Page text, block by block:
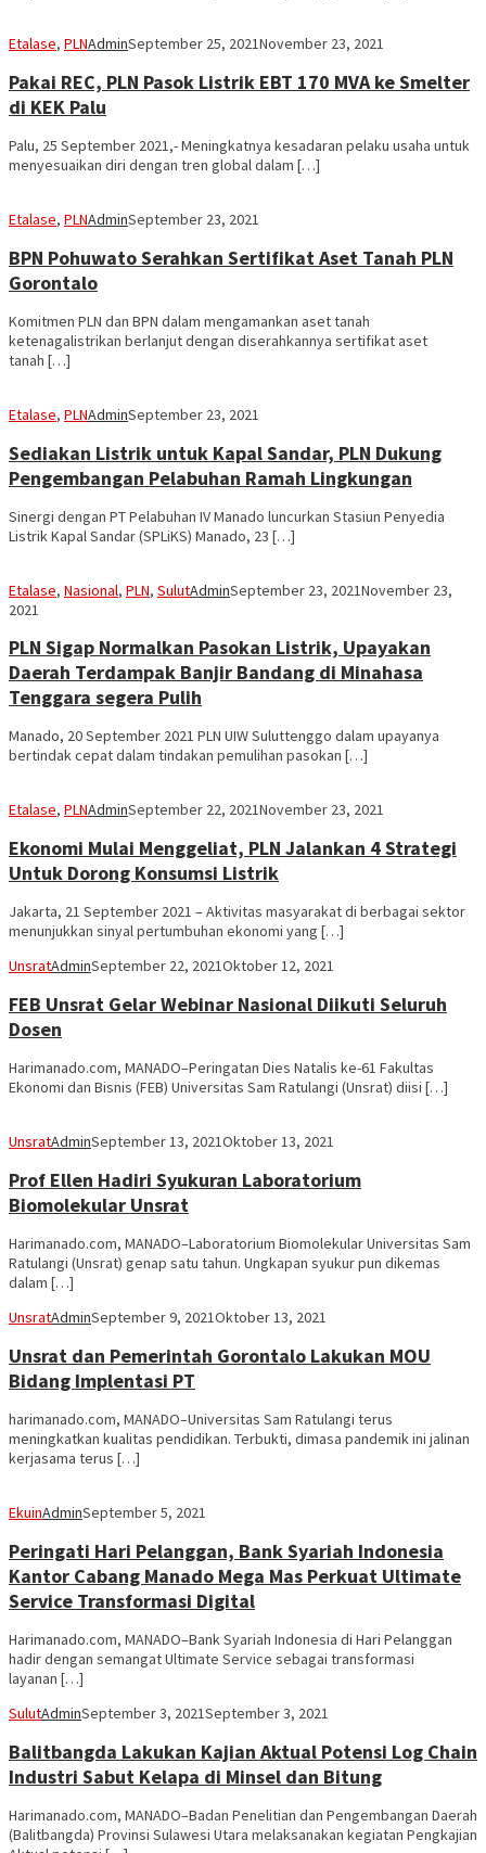
Etalase, PLNAdminSeptember 25, 2021November 23, 2021
Pakai REC, PLN Pasok Listrik EBT 170 MVA ke Smelter
di KEK Palu
Palu, 25 September 2021,- Meningkatnya kesadaran pelaku usaha untuk
menyesuaikan diri dengan tren global dalam […]
Etalase, PLNAdminSeptember 23, 2021
BPN Pohuwato Serahkan Sertifikat Aset Tanah PLN
Gorontalo
Komitmen PLN dan BPN dalam mengamankan aset tanah
ketenagalistrikan berlanjut dengan diserahkannya sertifikat aset
tanah […]
Etalase, PLNAdminSeptember 23, 2021
Sediakan Listrik untuk Kapal Sandar, PLN Dukung
Pengembangan Pelabuhan Ramah Lingkungan
Sinergi dengan PT Pelabuhan IV Manado luncurkan Stasiun Penyedia
Listrik Kapal Sandar (SPLiKS) Manado, 23 […]
Etalase, Nasional, PLN, SulutAdminSeptember 23, 2021November 23,
2021
PLN Sigap Normalkan Pasokan Listrik, Upayakan
Daerah Terdampak Banjir Bandang di Minahasa
Tenggara segera Pulih
Manado, 20 September 2021 PLN UIW Suluttenggo dalam upayanya
bertindak cepat dalam tindakan pemulihan pasokan […]
Etalase, PLNAdminSeptember 22, 2021November 23, 2021
Ekonomi Mulai Menggeliat, PLN Jalankan 4 Strategi
Untuk Dorong Konsumsi Listrik
Jakarta, 21 September 2021 – Aktivitas masyarakat di berbagai sektor
menunjukkan sinyal pertumbuhan ekonomi yang […]
UnsratAdminSeptember 22, 2021Oktober 12, 2021
FEB Unsrat Gelar Webinar Nasional Diikuti Seluruh
Dosen
Harimanado.com, MANADO–Peringatan Dies Natalis ke-61 Fakultas
Ekonomi dan Bisnis (FEB) Universitas Sam Ratulangi (Unsrat) diisi […]
UnsratAdminSeptember 13, 2021Oktober 13, 2021
Prof Ellen Hadiri Syukuran Laboratorium
Biomolekular Unsrat
Harimanado.com, MANADO–Laboratorium Biomolekular Universitas Sam
Ratulangi (Unsrat) genap satu tahun. Ungkapan syukur pun dikemas
dalam […]
UnsratAdminSeptember 9, 2021Oktober 13, 2021
Unsrat dan Pemerintah Gorontalo Lakukan MOU
Bidang Implentasi PT
harimanado.com, MANADO–Universitas Sam Ratulangi terus
meningkatkan kualitas pendidikan. Terbukti, dimasa pandemik ini jalinan
kerjasama terus […]
EkuinAdminSeptember 5, 2021
Peringati Hari Pelanggan, Bank Syariah Indonesia
Kantor Cabang Manado Mega Mas Perkuat Ultimate
Service Transformasi Digital
Harimanado.com, MANADO–Bank Syariah Indonesia di Hari Pelanggan
hadir dengan semangat Ultimate Service sebagai transformasi
layanan […]
SulutAdminSeptember 3, 2021September 3, 2021
Balitbangda Lakukan Kajian Aktual Potensi Log Chain
Industri Sabut Kelapa di Minsel dan Bitung
Harimanado.com, MANADO–Badan Penelitian dan Pengembangan Daerah
(Balitbangda) Provinsi Sulawesi Utara melaksanakan kegiatan Pengkajian